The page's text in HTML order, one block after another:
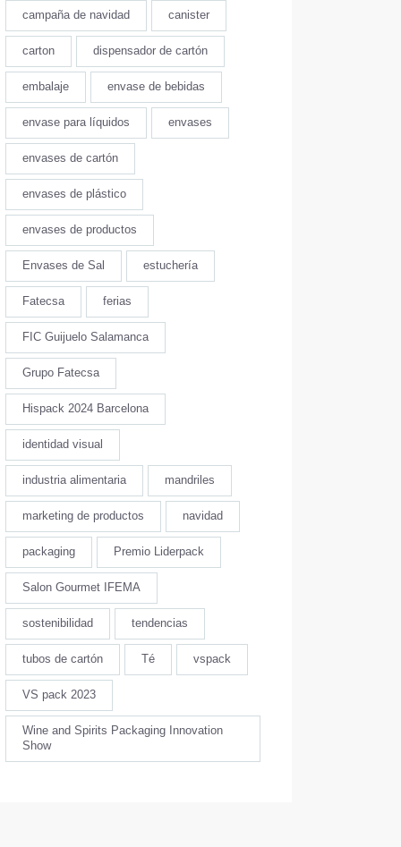
campaña de navidad canister
carton dispensador de cartón
embalaje envase de bebidas
envase para líquidos envases
envases de cartón
envases de plástico
envases de productos
Envases de Sal estuchería
Fatecsa ferias
FIC Guijuelo Salamanca
Grupo Fatecsa
Hispack 2024 Barcelona
identidad visual
industria alimentaria mandriles
marketing de productos navidad
packaging Premio Liderpack
Salon Gourmet IFEMA
sostenibilidad tendencias
tubos de cartón Té vspack
VS pack 2023
Wine and Spirits Packaging Innovation
Show